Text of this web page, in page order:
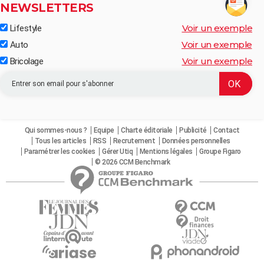
NEWSLETTERS
Lifestyle Voir un exemple
Auto Voir un exemple
Bricolage Voir un exemple
Qui sommes-nous ? Equipe Charte éditoriale Publicité
Contact
Tous les articles
RSS Recrutement
Données personnelles
Paramétrer les cookies
Gérer Utiq Mentions légales
Groupe Figaro
© 2026 CCM Benchmark